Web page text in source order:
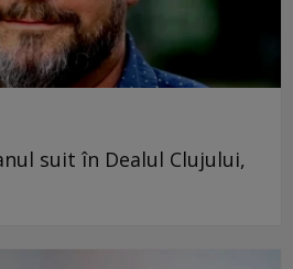
suit în Dealul Clujului,